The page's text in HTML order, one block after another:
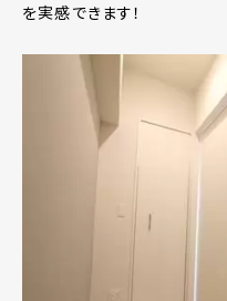
を実感できます！